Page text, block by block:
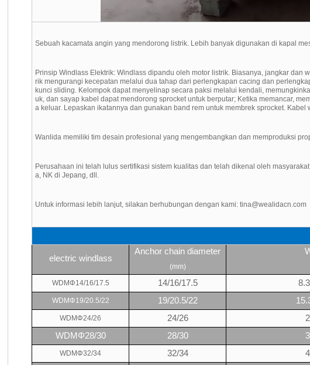
Sebuah kacamata angin yang mendorong listrik. Lebih banyak digunakan di kapal
Prinsip Windlass Elektrik: Windlass dipandu oleh motor listrik. Biasanya, jangkar
rik mengurangi kecepatan melalui dua tahap dari perlengkapan cacing dan
kunci sliding. Kelompok dapat menyelinap secara paksi melalui kendali,
uk, dan sayap kabel dapat mendorong sprocket untuk berputar; Ketika memancar,
a keluar. Lepaskan ikatannya dan gunakan band rem untuk membrek sprocket.
Wanlida memiliki tim desain profesional yang mengembangkan dan memproduksi
Perusahaan ini telah lulus sertifikasi sistem kualitas dan telah dikenal oleh
a, NK di Jepang, dll.
Untuk informasi lebih lanjut, silakan berhubungan dengan kami: tina@wealidacn.com
electric windlass
Anchor chain diameter
(mm)
WDMΦ14/16/17.5 14/16/17.5
WDMΦ19/20.5/22 19/20.5/22
WDMΦ24/26 24/26
WDMΦ28/30
28/30
WDMΦ32/34 32/34